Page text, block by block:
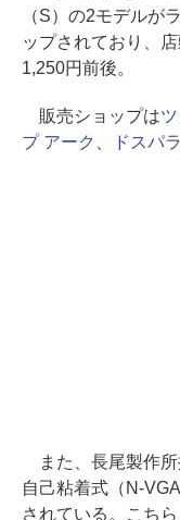
（S）の2モデルが
ップされており、
1,250円前後。
販売ショップは
プ アーク
ドスパ
また、長尾製作所
自己粘着式（N-
されている。こち